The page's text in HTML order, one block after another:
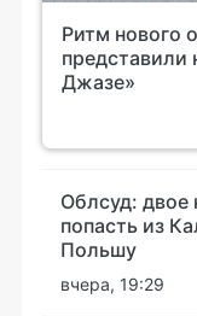
Ритм нового
представили
Джазе»
Облсуд: двое
попасть из
Польшу
вчера, 19:29